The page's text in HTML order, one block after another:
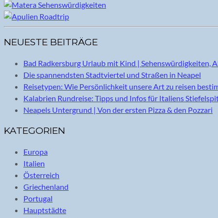
NEUESTE BEITRÄGE
Bad Radkersburg Urlaub mit Kind | Sehenswürdigkeiten,
Die spannendsten Stadtviertel und Straßen in Neapel
Reisetypen: Wie Persönlichkeit unsere Art zu reisen
Kalabrien Rundreise: Tipps und Infos für Italiens
Neapels Untergrund | Von der ersten Pizza & den Pozzari
KATEGORIEN
Europa
Italien
Österreich
Griechenland
Portugal
Hauptstädte